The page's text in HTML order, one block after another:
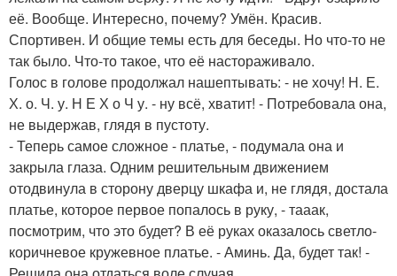
её. Вообще. Интересно, почему? Умён. Красив.
Спортивен. И общие темы есть для беседы. Но что-то не
так было. Что-то такое, что её настораживало.
Голос в голове продолжал нашептывать: - не хочу! Н. Е.
Х. о. Ч. у. Н Е Х о Ч у. - ну всё, хватит! - Потребовала она,
не выдержав, глядя в пустоту.
- Теперь самое сложное - платье, - подумала она и
закрыла глаза. Одним решительным движением
отодвинула в сторону дверцу шкафа и, не глядя, достала
платье, которое первое попалось в руку, - тааак,
посмотрим, что это будет? В её руках оказалось светло-
коричневое кружевное платье. - Аминь. Да, будет так! -